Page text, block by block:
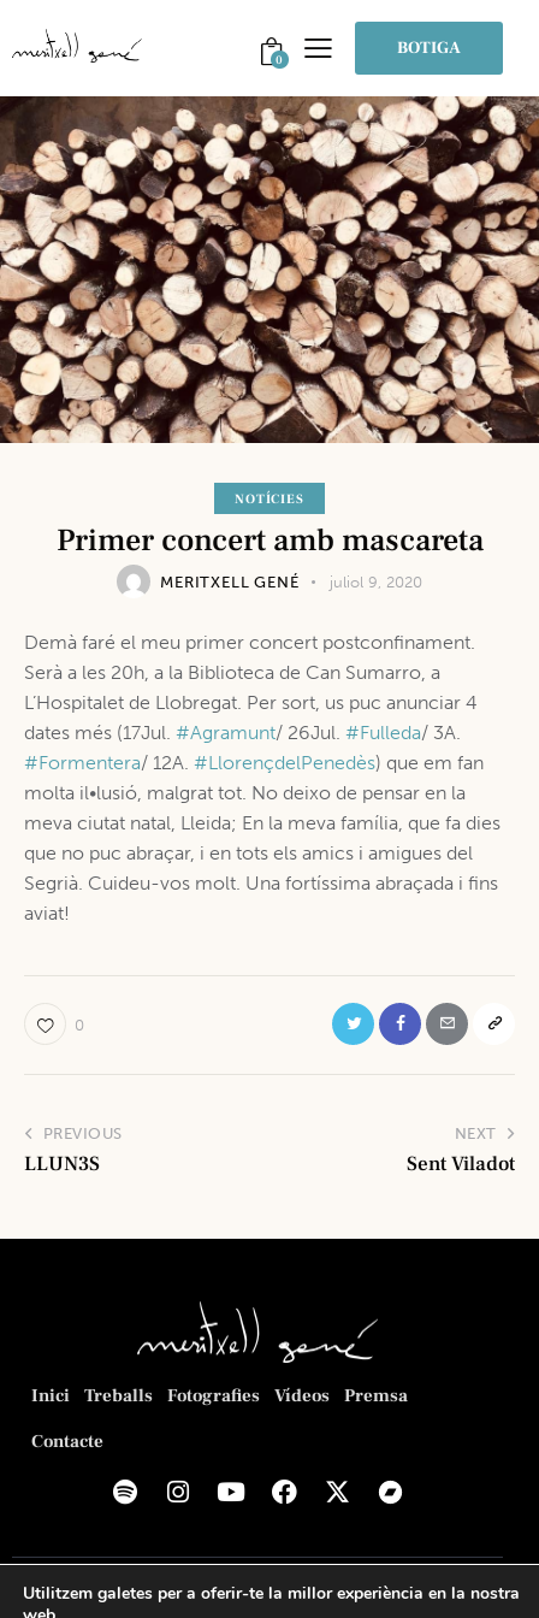
0 BOTIGA
NOTÍCIES
Primer concert amb mascareta
MERITXELL GENÉ juliol 9, 2020
Demà faré el meu primer concert postconfinament.
Serà a les 20h, a la Biblioteca de Can Sumarro, a
L’Hospitalet de Llobregat. Per sort, us puc anunciar 4
dates més (17Jul. #Agramunt/ 26Jul. #Fulleda/ 3A.
#Formentera/ 12A. #LlorençdelPenedès) que em fan
molta il•lusió, malgrat tot. No deixo de pensar en la
meva ciutat natal, Lleida; En la meva família, que fa dies
que no puc abraçar, i en tots els amics i amigues del
Segrià. Cuideu-vos molt. Una fortíssima abraçada i fins
aviat!
0
PREVIOUS
LLUN3S
NEXT
Sent Viladot
Inici Treballs Fotografies Vídeos
Premsa
Contacte
© 2026Meritxell Gené Poca. Web creada perRomeu
Utilitzem galetes per a oferir-te la millor experiència en la nostra